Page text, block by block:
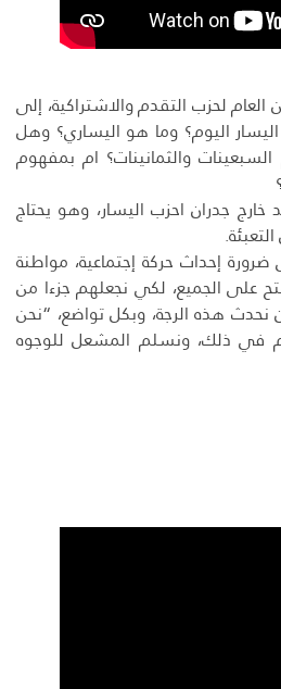
العام لحزب التقدم والاشتراكية، إلى
اليوم؟ وما هو اليساري؟ وهل
والثمانينات؟ ام بمفهوم
جدران احزب اليسار، وهو يحتاج
إحداث حركة إجتماعية، مواطنة
على الجميع، لكي نجعلهم جزءا من
نحدث هذه الرجة، وبكل تواضع، “نحن
في ذلك، ونسلم المشعل للوجوه